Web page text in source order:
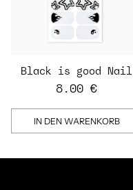
Black is good Nail
Strips
8.00 €
IN DEN WARENKORB